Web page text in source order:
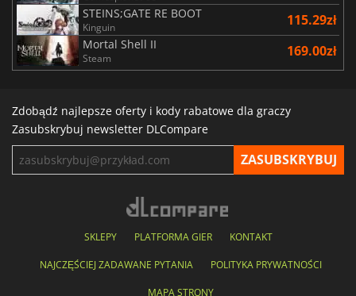
STEINS;GATE RE BOOT
Kinguin 115.29zł
Mortal Shell II
Steam 169.00zł
Zdobądź najlepsze oferty i kody rabatowe dla graczy
Zasubskrybuj newsletter DLCompare
SKLEPY PLATFORMA GIER KONTAKT
NAJCZĘŚCIEJ ZADAWANE PYTANIA POLITYKA PRYWATNOŚCI
MAPA STRONY